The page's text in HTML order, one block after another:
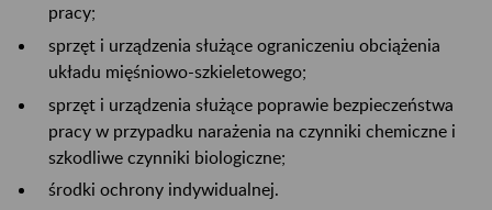
pracy;
sprzęt i urządzenia służące ograniczeniu obciążenia
układu mięśniowo-szkieletowego;
sprzęt i urządzenia służące poprawie bezpieczeństwa
pracy w przypadku narażenia na czynniki chemiczne i
szkodliwe czynniki biologiczne;
środki ochrony indywidualnej.